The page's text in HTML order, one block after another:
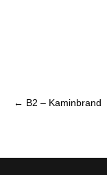
P
t
← B2 – Kaminbrand